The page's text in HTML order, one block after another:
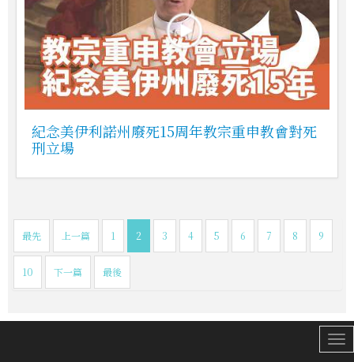
紀念美伊利諾州廢死15周年教宗重申教會對死
刑立場
最先 上一篇 1 2 3 4 5 6 7 8 9
10 下一篇 最後